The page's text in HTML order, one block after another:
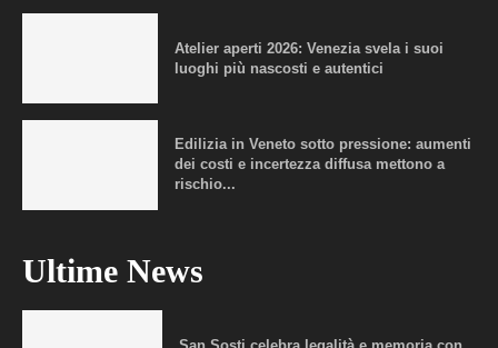
Atelier aperti 2026: Venezia svela i suoi
luoghi più nascosti e autentici
Edilizia in Veneto sotto pressione: aumenti
dei costi e incertezza diffusa mettono a
rischio...
Ultime News